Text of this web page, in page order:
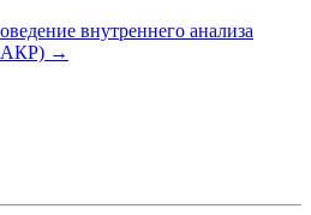
внутреннего анализа
→